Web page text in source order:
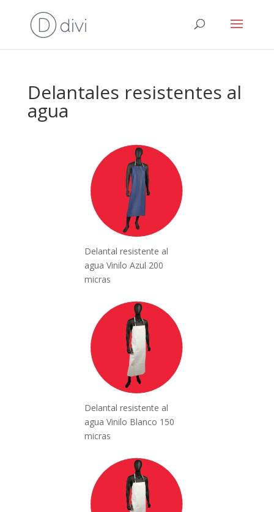
Delantales resistentes al
agua
Delantal resistente al
agua Vinilo Azul 200
micras
Delantal resistente al
agua Vinilo Blanco 150
micras